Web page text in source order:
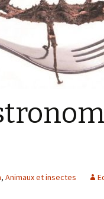
, Animaux et insectes